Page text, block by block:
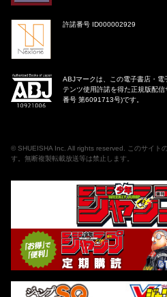
許諾番号 ID000002929
ABJマークは、この電子書店・
テンツ使用許諾を得た正規版配
番号 第6091713号)です。
© SHUEISHA Inc . All rights reserved. このサイト
す。無断複製転載放送等は禁止します。